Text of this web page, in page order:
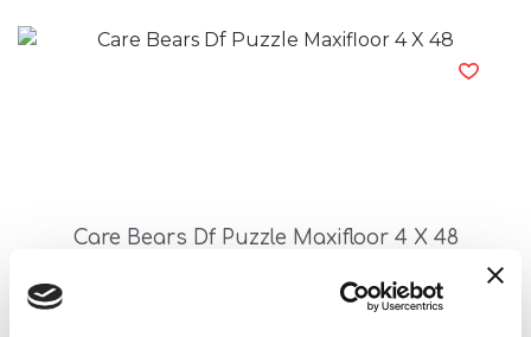
Care Bears Df Puzzle Maxifloor 4 X 48